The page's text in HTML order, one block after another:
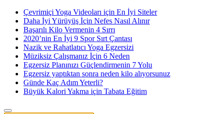
Çevrimiçi Yoga Videoları için En İyi Siteler
Daha İyi Yürüyüş İçin Nefes Nasıl Alınır
Başarılı Kilo Vermenin 4 Sırrı
2020’nin En İyi 9 Spor Sırt Çantası
Nazik ve Rahatlatıcı Yoga Egzersizi
Müziksiz Çalışmanız İçin 6 Neden
Egzersiz Planınızı Güçlendirmenin 7 Yolu
Egzersiz yaptıktan sonra neden kilo alıyorsunuz
Günde Kaç Adım Yeterli?
Büyük Kalori Yakma için Tabata Eğitim